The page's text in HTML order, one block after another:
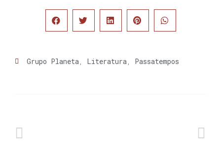
Grupo Planeta Literatura Passatempos